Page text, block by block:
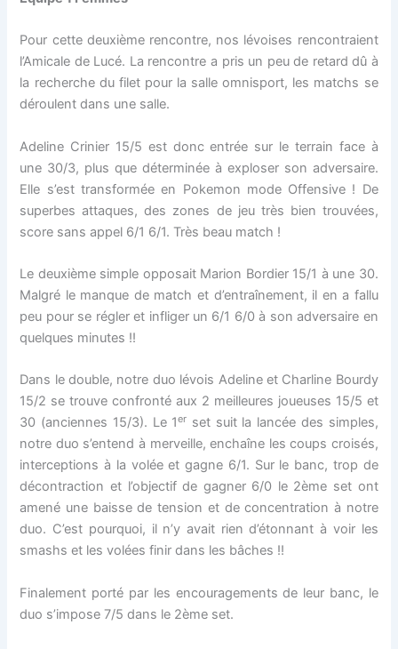
Pour cette deuxième rencontre, nos lévoises rencontraient
l’Amicale de Lucé. La rencontre a pris un peu de retard dû à
la recherche du filet pour la salle omnisport, les matchs se
déroulent dans une salle.
Adeline Crinier 15/5 est donc entrée sur le terrain face à
une 30/3, plus que déterminée à exploser son adversaire.
Elle s’est transformée en Pokemon mode Offensive ! De
superbes attaques, des zones de jeu très bien trouvées,
score sans appel 6/1 6/1. Très beau match !
Le deuxième simple opposait Marion Bordier 15/1 à une 30.
Malgré le manque de match et d’entraînement, il en a fallu
peu pour se régler et infliger un 6/1 6/0 à son adversaire en
quelques minutes !!
Dans le double, notre duo lévois Adeline et Charline Bourdy
15/2 se trouve confronté aux 2 meilleures joueuses 15/5 et
30 (anciennes 15/3). Le 1er set suit la lancée des simples,
notre duo s’entend à merveille, enchaîne les coups croisés,
interceptions à la volée et gagne 6/1. Sur le banc, trop de
décontraction et l’objectif de gagner 6/0 le 2ème set ont
amené une baisse de tension et de concentration à notre
duo. C’est pourquoi, il n’y avait rien d’étonnant à voir les
smashs et les volées finir dans les bâches !!
Finalement porté par les encouragements de leur banc, le
duo s’impose 7/5 dans le 2ème set.